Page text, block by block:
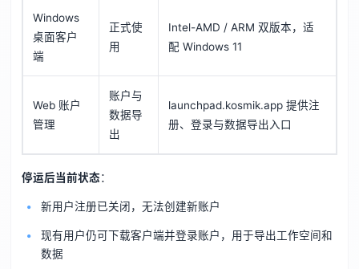
Windows
桌面客户
端
正式使
用
Intel-AMD / ARM 双版本，适
配 Windows 11
Web 账户
管理
账户与
数据导
出
launchpad.kosmik.app 提供注
册、登录与数据导出入口
停运后当前状态：
新用户注册已关闭，无法创建新账户
现有用户仍可下载客户端并登录账户，用于导出工作空间和
数据